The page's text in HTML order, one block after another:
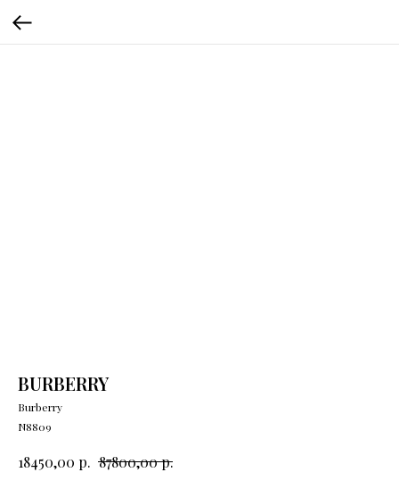
BURBERRY
Burberry
N8809
18450,00 р. 87800,00р.